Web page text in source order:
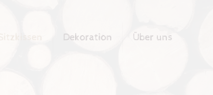
Sitzkissen Dekoration Über uns